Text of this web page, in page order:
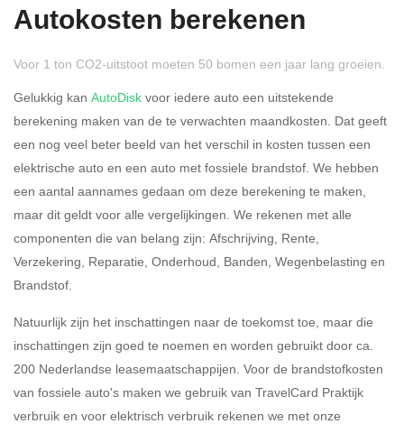
Rijdt u meer dan 500
kilometer privé?
Ja Nee
Belastingspercentage
37,07% (Belastbaar tot €
69.399,- )
Eigen bijdrage
Autokosten berekenen
Voor 1 ton CO2-uitstoot moeten 50 bomen een jaar lang groeien.
Gelukkig kan AutoDisk voor iedere auto een uitstekende
berekening maken van de te verwachten maandkosten. Dat geeft
een nog veel beter beeld van het verschil in kosten tussen een
elektrische auto en een auto met fossiele brandstof. We hebben
een aantal aannames gedaan om deze berekening te maken,
maar dit geldt voor alle vergelijkingen. We rekenen met alle
componenten die van belang zijn: Afschrijving, Rente,
Verzekering, Reparatie, Onderhoud, Banden, Wegenbelasting en
Brandstof.
Natuurlijk zijn het inschattingen naar de toekomst toe, maar die
inschattingen zijn goed te noemen en worden gebruikt door ca.
200 Nederlandse leasemaatschappijen. Voor de brandstofkosten
van fossiele auto's maken we gebruik van TravelCard Praktijk
verbruik en voor elektrisch verbruik rekenen we met onze